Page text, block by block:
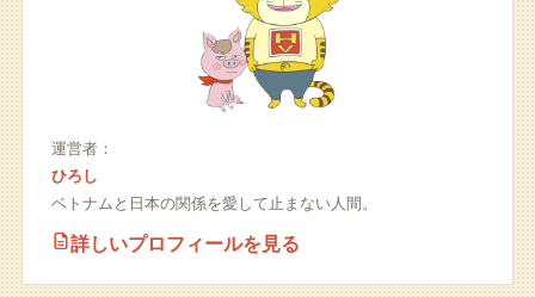
運営者：
ひろし
ベトナムと日本の関係を愛して止まない人間。
詳しいプロフィールを見る